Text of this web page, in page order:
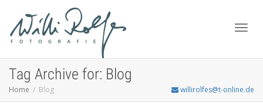
Tag Archive for: Blog
Home Blog willirolfes@t-online.de